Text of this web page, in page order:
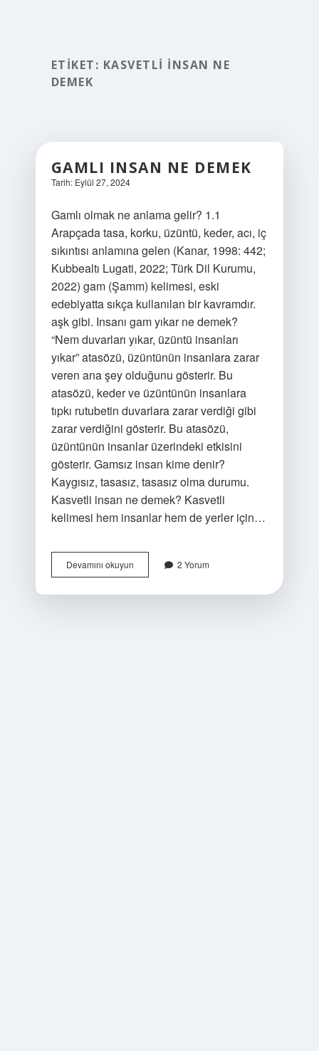
ETIKET: KASVETLI INSAN NE
DEMEK
GAMLI INSAN NE DEMEK
Tarih: Eylül 27, 2024
Gamlı olmak ne anlama gelir? 1.1
Arapçada tasa, korku, üzüntü, keder, acı, iç
sıkıntısı anlamına gelen (Kanar, 1998: 442;
Kubbealtı Lugati, 2022; Türk Dil Kurumu,
2022) gam (Şamm) kelimesi, eski
edebiyatta sıkça kullanılan bir kavramdır.
aşk gibi. Insanı gam yıkar ne demek?
“Nem duvarları yıkar, üzüntü insanları
yıkar” atasözü, üzüntünün insanlara zarar
veren ana şey olduğunu gösterir. Bu
atasözü, keder ve üzüntünün insanlara
tıpkı rutubetin duvarlara zarar verdiği gibi
zarar verdiğini gösterir. Bu atasözü,
üzüntünün insanlar üzerindeki etkisini
gösterir. Gamsız insan kime denir?
Kaygısız, tasasız, tasasız olma durumu.
Kasvetli insan ne demek? Kasvetli
kelimesi hem insanlar hem de yerler için…
Devamını okuyunGamlı
Insan
2 Yorum